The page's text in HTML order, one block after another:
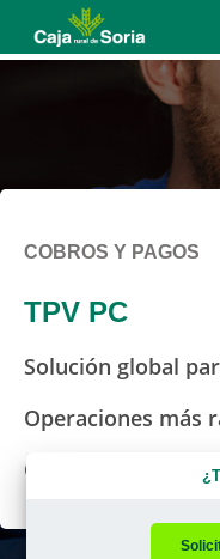
COBROS Y PAGOS
TPV PC
Solución global
Operaciones más
Con tecnología